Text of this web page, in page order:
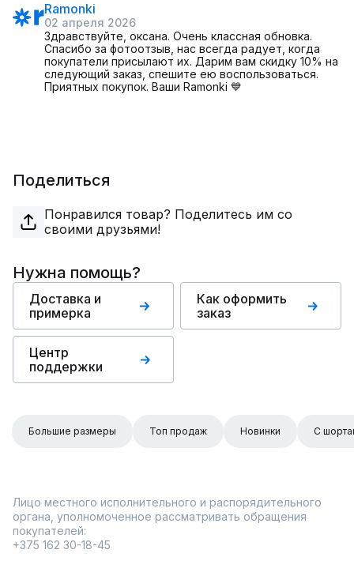
Ramonki
02 апреля 2026
Здравствуйте, оксана. Очень классная обновка.
Спасибо за фотоотзыв, нас всегда радует, когда
покупатели присылают их. Дарим вам скидку 10% на
следующий заказ, спешите ею воспользоваться.
Приятных покупок. Ваши Ramonki 💙
Поделиться
Понравился товар? Поделитесь им со
своими друзьями!
Нужна помощь?
Доставка и
примерка
Как оформить
заказ
Центр
поддержки
Большие размеры Топ продаж Новинки С
Лицо местного исполнительного и распорядительного
органа, уполномоченное рассматривать обращения
покупателей:
+375 162 30-18-45